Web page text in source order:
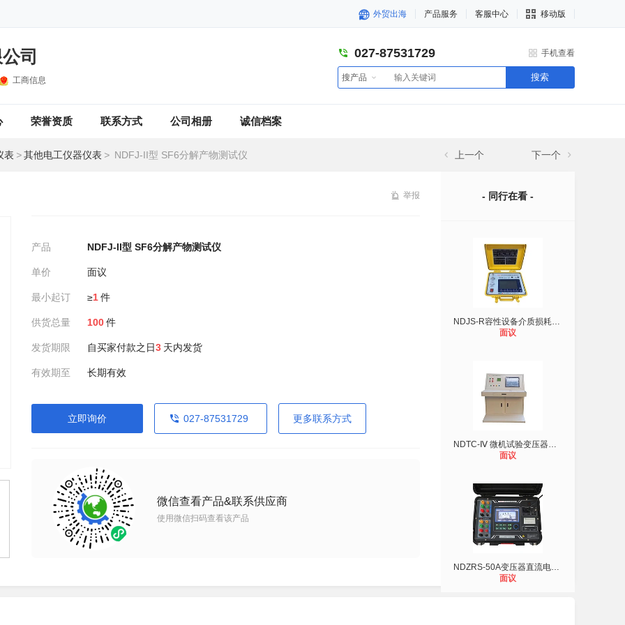
外贸出海 产品服务 客服中心 移动版
司
工商信息
027-87531729 手机查看
搜产品 搜索
荣誉资质 联系方式 公司相册 诚信档案
表 >其他电工仪器仪表 > NDFJ-II型 SF6分解产物测试仪 上一个 下一个
举报
产品 NDFJ-II型 SF6分解产物测试仪
单价 面议
最小起订 ≥1件
供货总量 100件
发货期限 自买家付款之日3 天内发货
有效期至 长期有效
立即询价 027-87531729 更多联系方式
微信查看产品&联系供应商
使用微信扫码查看该产品
- 同行在看 -
NDJS-R容性设备介质损耗带电测试仪
面议
NDTC-Ⅳ 微机试验变压器操作台
面议
NDZRS-50A变压器直流电阻测试仪
面议